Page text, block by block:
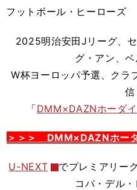
フットボール・ヒーローズ
2025明治安田Jリーグ、
グ・アン、
W杯ヨーロッパ予選、クラ
信
「DMM×DAZNホーダイ
＞＞＞ DMM×DAZNホー
U-NEXT でプレミアリーグ
コパ・デル